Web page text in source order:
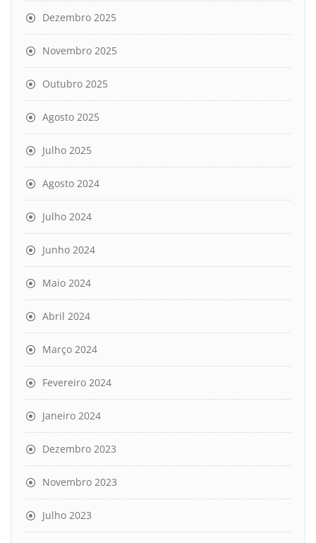
Dezembro 2025
Novembro 2025
Outubro 2025
Agosto 2025
Julho 2025
Agosto 2024
Julho 2024
Junho 2024
Maio 2024
Abril 2024
Março 2024
Fevereiro 2024
Janeiro 2024
Dezembro 2023
Novembro 2023
Julho 2023